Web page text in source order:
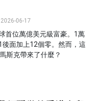
2026-06-17
首位萬億美元級富豪。1萬
後面加上12個零。然而，這
斯克帶來了什麼？